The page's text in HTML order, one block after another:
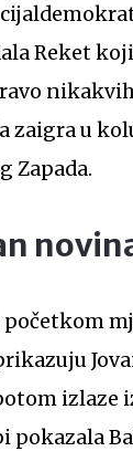
Reket
zaigra u
Zapada.
izlaze
pokazala